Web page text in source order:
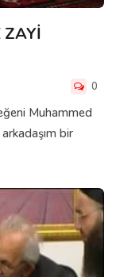
0
Muhammed
bir